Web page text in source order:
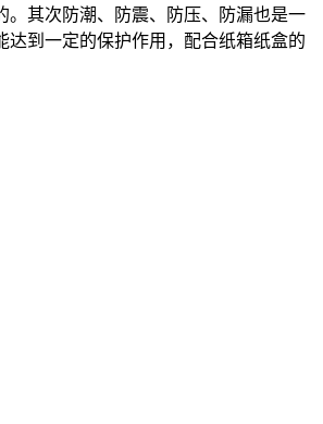
。其次防潮、防震、防压、防漏也是一
到一定的保护作用，配合纸箱纸盒的